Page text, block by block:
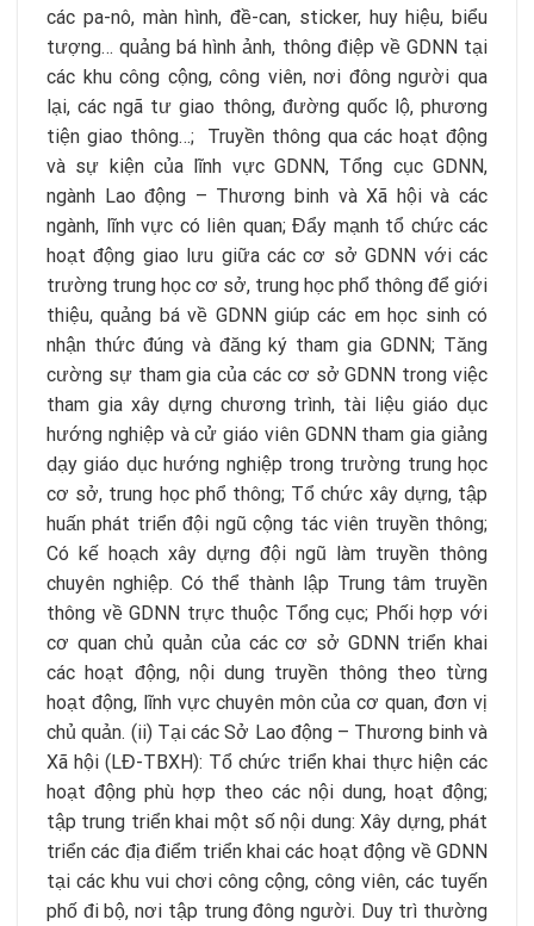
các pa-nô, màn hình, đề-can, sticker, huy hiệu, biểu
tượng… quảng bá hình ảnh, thông điệp về GDNN tại
các khu công cộng, công viên, nơi đông người qua
lại, các ngã tư giao thông, đường quốc lộ, phương
tiện giao thông…; Truyền thông qua các hoạt động
và sự kiện của lĩnh vực GDNN, Tổng cục GDNN,
ngành Lao động – Thương binh và Xã hội và các
ngành, lĩnh vực có liên quan; Đẩy mạnh tổ chức các
hoạt động giao lưu giữa các cơ sở GDNN với các
trường trung học cơ sở, trung học phổ thông để giới
thiệu, quảng bá về GDNN giúp các em học sinh có
nhận thức đúng và đăng ký tham gia GDNN; Tăng
cường sự tham gia của các cơ sở GDNN trong việc
tham gia xây dựng chương trình, tài liệu giáo dục
hướng nghiệp và cử giáo viên GDNN tham gia giảng
dạy giáo dục hướng nghiệp trong trường trung học
cơ sở, trung học phổ thông; Tổ chức xây dựng, tập
huấn phát triển đội ngũ cộng tác viên truyền thông;
Có kế hoạch xây dựng đội ngũ làm truyền thông
chuyên nghiệp. Có thể thành lập Trung tâm truyền
thông về GDNN trực thuộc Tổng cục; Phối hợp với
cơ quan chủ quản của các cơ sở GDNN triển khai
các hoạt động, nội dung truyền thông theo từng
hoạt động, lĩnh vực chuyên môn của cơ quan, đơn vị
chủ quản. (ii) Tại các Sở Lao động – Thương binh và
Xã hội (LĐ-TBXH): Tổ chức triển khai thực hiện các
hoạt động phù hợp theo các nội dung, hoạt động;
tập trung triển khai một số nội dung: Xây dựng, phát
triển các địa điểm triển khai các hoạt động về GDNN
tại các khu vui chơi công cộng, công viên, các tuyến
phố đi bộ, nơi tập trung đông người. Duy trì thường